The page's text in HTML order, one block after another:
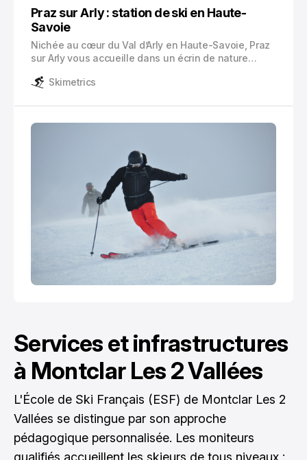
Praz sur Arly : station de ski en Haute-
Savoie
Nichée au cœur du Val d’Arly en Haute-Savoie, Praz
sur Arly vous accueille dans un écrin de nature
ski authentique cultive depuis 1907 un charme
transformée en destination touristique prisée.
Skimetrics
Services et infrastructures
à Montclar Les 2 Vallées
L'École de Ski Français (ESF) de Montclar Les 2
Vallées se distingue par son approche
pédagogique personnalisée. Les moniteurs
qualifiés accueillent les skieurs de tous niveaux :